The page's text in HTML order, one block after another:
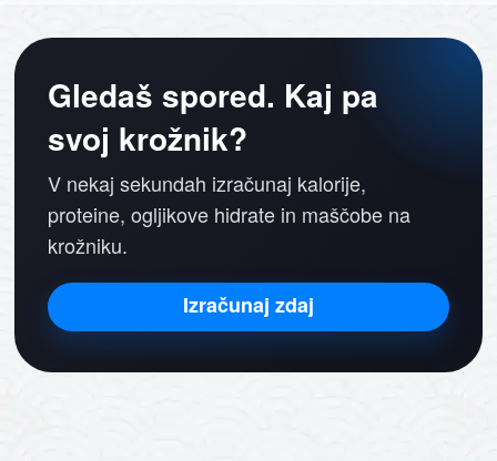
Gledaš spored. Kaj pa
svoj krožnik?
V nekaj sekundah izračunaj kalorije,
proteine, ogljikove hidrate in maščobe na
krožniku.
Izračunaj zdaj